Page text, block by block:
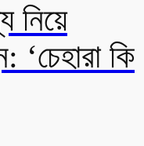
নিয়ে
‘চেহারা কি